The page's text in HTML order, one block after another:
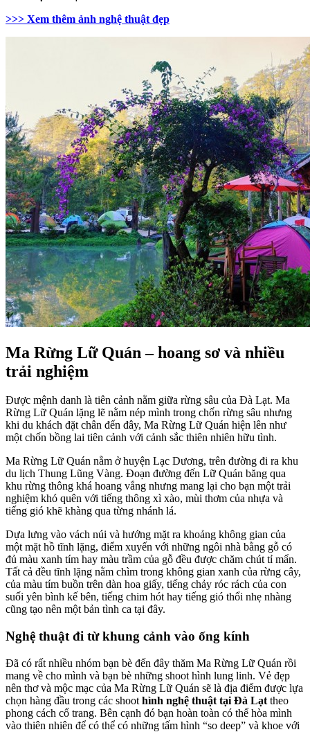
>>> Xem thêm ảnh nghệ thuật đẹp
Ma Rừng Lữ Quán – hoang sơ và nhiều
trải nghiệm
Được mệnh danh là tiên cảnh nằm giữa rừng sâu của Đà Lạt. Ma
Rừng Lữ Quán lặng lẽ nằm nép mình trong chốn rừng sâu nhưng
khi du khách đặt chân đến đây, Ma Rừng Lữ Quán hiện lên như
một chốn bồng lai tiên cảnh với cảnh sắc thiên nhiên hữu tình.
Ma Rừng Lữ Quán nằm ở huyện Lạc Dương, trên đường đi ra khu
du lịch Thung Lũng Vàng. Đoạn đường đến Lữ Quán băng qua
khu rừng thông khá hoang vắng nhưng mang lại cho bạn một trải
nghiệm khó quên với tiếng thông xì xào, mùi thơm của nhựa và
tiếng gió khẽ khàng qua từng nhánh lá.
Dựa lưng vào vách núi và hướng mặt ra khoảng không gian của
một mặt hồ tĩnh lặng, điểm xuyến với những ngôi nhà bằng gỗ có
đủ màu xanh tím hay màu trầm của gỗ đều được chăm chút tỉ mẩn.
Tất cả đều tĩnh lặng nằm chìm trong không gian xanh của rừng cây,
của màu tím buồn trên dàn hoa giấy, tiếng chảy róc rách của con
suối yên bình kế bên, tiếng chim hót hay tiếng gió thổi nhẹ nhàng
cũng tạo nên một bản tình ca tại đây.
Nghệ thuật đi từ khung cảnh vào ống kính
Đã có rất nhiều nhóm bạn bè đến đây thăm Ma Rừng Lữ Quán rồi
mang về cho mình và bạn bè những shoot hình lung linh. Vẻ đẹp
nên thơ và mộc mạc của Ma Rừng Lữ Quán sẽ là địa điểm được lựa
chọn hàng đầu trong các shoot hình nghệ thuật tại Đà Lạt theo
phong cách cổ trang. Bên cạnh đó bạn hoàn toàn có thể hòa mình
vào thiên nhiên để có thể có những tấm hình “so deep” và khoe với